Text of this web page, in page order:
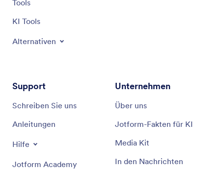
Tools
KI Tools
Alternativen
Support
Schreiben Sie uns
Anleitungen
Hilfe
Jotform Academy
Unternehmen
Über uns
Jotform-Fakten für KI
Media Kit
In den Nachrichten